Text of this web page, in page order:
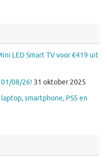
LED Smart TV voor €419 uit
08/26! 31 oktober 2025
smartphone, PS5 en